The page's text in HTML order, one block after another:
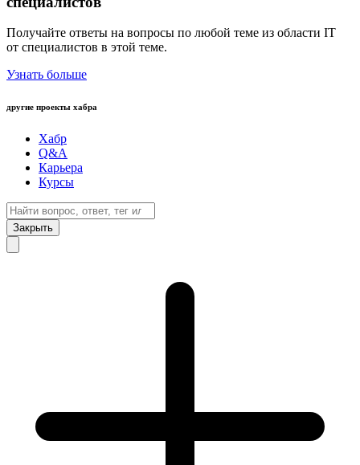
Получайте ответы на вопросы по любой теме из области IT
от специалистов в этой теме.
Узнать больше
другие проекты хабра
Хабр
Q&A
Карьера
Курсы
Закрыть